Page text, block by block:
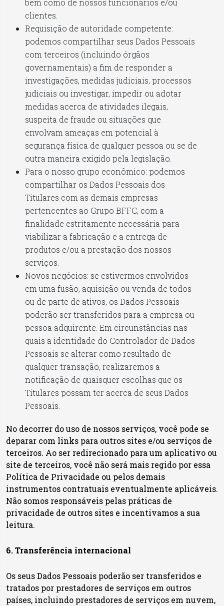
clientes.
Requisição de autoridade competente:
podemos compartilhar seus Dados Pessoais
com terceiros (incluindo órgãos
governamentais) a fim de responder a
investigações, medidas judiciais, processos
judiciais ou investigar, impedir ou adotar
medidas acerca de atividades ilegais,
suspeita de fraude ou situações que
envolvam ameaças em potencial à
segurança física de qualquer pessoa ou se de
outra maneira exigido pela legislação.
Para o nosso grupo econômico: podemos
compartilhar os Dados Pessoais dos
Titulares com as demais empresas
pertencentes ao Grupo BFFC, com a
finalidade estritamente necessária para
viabilizar a fabricação e a entrega de
produtos e/ou a prestação dos nossos
serviços.
Novos negócios: se estivermos envolvidos
em uma fusão, aquisição ou venda de todos
ou de parte de ativos, os Dados Pessoais
poderão ser transferidos para a empresa ou
pessoa adquirente. Em circunstâncias nas
quais a identidade do Controlador de Dados
Pessoais se alterar como resultado de
qualquer transação, realizaremos a
notificação de quaisquer escolhas que os
Titulares possam ter acerca de seus Dados
Pessoais.
No decorrer do uso de nossos serviços, você pode se
deparar com links para outros sites e/ou serviços de
terceiros. Ao ser redirecionado para um aplicativo ou
site de terceiros, você não será mais regido por essa
Política de Privacidade ou pelos demais
instrumentos contratuais eventualmente aplicáveis.
Não somos responsáveis pelas práticas de
privacidade de outros sites e incentivamos a sua
leitura.
6. Transferência internacional
Os seus Dados Pessoais poderão ser transferidos e
tratados por prestadores de serviços em outros
países, incluindo prestadores de serviços em nuvem,